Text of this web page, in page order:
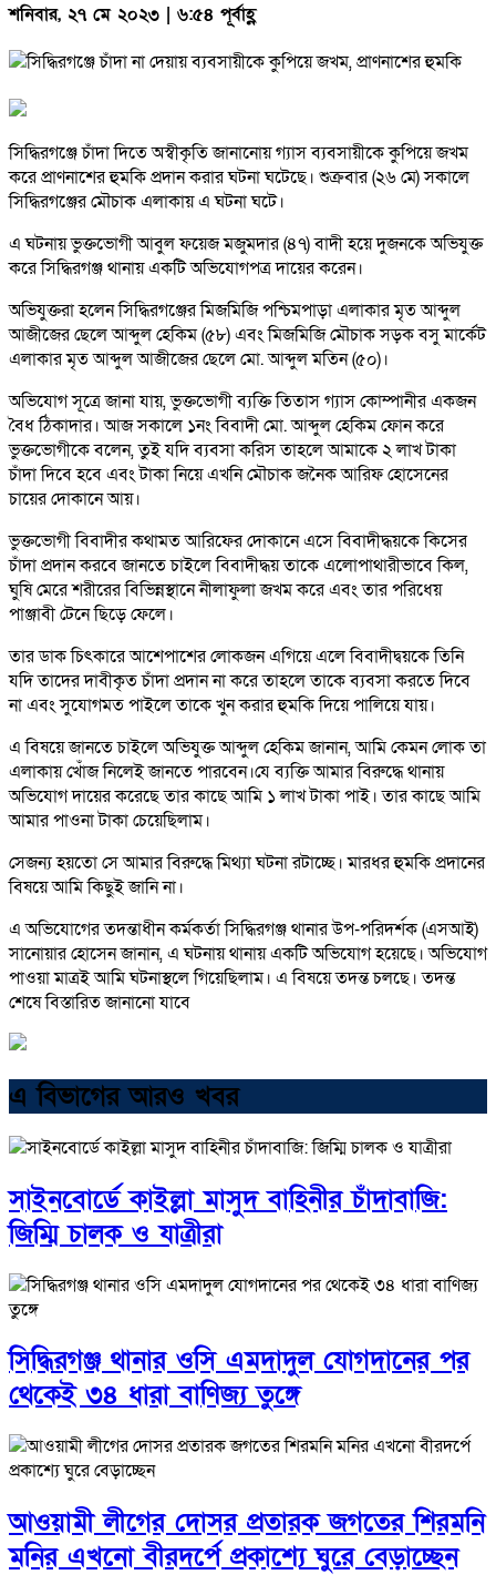
শনিবার, ২৭ মে ২০২৩ | ৬:৫৪ পূর্বাহ্ণ
সিদ্ধিরগঞ্জে চাঁদা দিতে অস্বীকৃতি জানানোয় গ্যাস ব্যবসায়ীকে কুপিয়ে জখম
করে প্রাণনাশের হুমকি প্রদান করার ঘটনা ঘটেছে। শুক্রবার (২৬ মে) সকালে
সিদ্ধিরগঞ্জের মৌচাক এলাকায় এ ঘটনা ঘটে।
এ ঘটনায় ভুক্তভোগী আবুল ফয়েজ মজুমদার (৪৭) বাদী হয়ে দুজনকে অভিযুক্ত
করে সিদ্ধিরগঞ্জ থানায় একটি অভিযোগপত্র দায়ের করেন।
অভিযুক্তরা হলেন সিদ্ধিরগঞ্জের মিজমিজি পশ্চিমপাড়া এলাকার মৃত আব্দুল
আজীজের ছেলে আব্দুল হেকিম (৫৮) এবং মিজমিজি মৌচাক সড়ক বসু মার্কেট
এলাকার মৃত আব্দুল আজীজের ছেলে মো. আব্দুল মতিন (৫০)।
অভিযোগ সূত্রে জানা যায়, ভুক্তভোগী ব্যক্তি তিতাস গ্যাস কোম্পানীর একজন
বৈধ ঠিকাদার। আজ সকালে ১নং বিবাদী মো. আব্দুল হেকিম ফোন করে
ভুক্তভোগীকে বলেন, তুই যদি ব্যবসা করিস তাহলে আমাকে ২ লাখ টাকা
চঁাদা দিবে হবে এবং টাকা নিয়ে এখনি মৌচাক জনৈক আরিফ হোসেনের
চায়ের দোকানে আয়।
ভুক্তভোগী বিবাদীর কথামত আরিফের দোকানে এসে বিবাদীদ্ধয়কে কিসের
চঁাদা প্রদান করবে জানতে চাইলে বিবাদীদ্ধয় তাকে এলোপাথারীভাবে কিল,
ঘুষি মেরে শরীরের বিভিন্নস্থানে নীলাফুলা জখম করে এবং তার পরিধেয়
পাঞ্জাবী টেনে ছিড়ে ফেলে।
তার ডাক চিৎকারে আশেপাশের লোকজন এগিয়ে এলে বিবাদীদ্বয়কে তিনি
যদি তাদের দাবীকৃত চঁাদা প্রদান না করে তাহলে তাকে ব্যবসা করতে দিবে
না এবং সুযোগমত পাইলে তাকে খুন করার হুমকি দিয়ে পালিয়ে যায়।
এ বিষয়ে জানতে চাইলে অভিযুক্ত আব্দুল হেকিম জানান, আমি কেমন লোক তা
এলাকায় খেঁাজ নিলেই জানতে পারবেন।যে ব্যক্তি আমার বিরুদ্ধে থানায়
অভিযোগ দায়ের করেছে তার কাছে আমি ১ লাখ টাকা পাই। তার কাছে আমি
আমার পাওনা টাকা চেয়েছিলাম।
সেজন্য হয়তো সে আমার বিরুদ্ধে মিথ্যা ঘটনা রটাচ্ছে। মারধর হুমকি প্রদানের
বিষয়ে আমি কিছুই জানি না।
এ অভিযোগের তদন্তাধীন কর্মকর্তা সিদ্ধিরগঞ্জ থানার উপ-পরিদর্শক (এসআই)
সানোয়ার হোসেন জানান, এ ঘটনায় থানায় একটি অভিযোগ হয়েছে। অভিযোগ
পাওয়া মাত্রই আমি ঘটনাস্থলে গিয়েছিলাম। এ বিষয়ে তদন্ত চলছে। তদন্ত
শেষে বিস্তারিত জানানো যাবে
এ বিভাগের আরও খবর
সাইনবোর্ডে কাইল্লা মাসুদ বাহিনীর চাঁদাবাজি:
জিম্মি চালক ও যাত্রীরা
সিদ্ধিরগঞ্জ থানার ওসি এমদাদুল যোগদানের পর
থেকেই ৩৪ ধারা বাণিজ্য তুঙ্গে
আওয়ামী লীগের দোসর প্রতারক জগতের শিরমনি
মনির এখনো বীরদর্পে প্রকাশ্যে ঘুরে বেড়াচ্ছেন